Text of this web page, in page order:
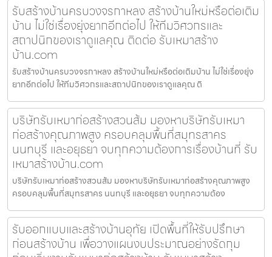
รับสร้างบ้านครบวงจรกาหลง สร้างบ้านใหม่หรือต่อเติม
บ้าน ไม่ใช่เรื่องยุ่งยากอีกต่อไป ให้ทีมวิศวกรและ
สถาปนิกของเราดูแลคุณ ติดต่อ รับเหมาสร้าง
บ้าน.com
รับสร้างบ้านครบวงจรกาหลง สร้างบ้านใหม่หรือต่อเติมบ้าน ไม่ใช่เรื่องยุ่ง
ยากอีกต่อไป ให้ทีมวิศวกรและสถาปนิกของเราดูแลคุณ ติ
บริษัทรับเหมาก่อสร้างสวนส้ม มองหาบริษัทรับเหมา
ก่อสร้างคุณภาพสูง ครอบคลุมพื้นที่สมุทรสาคร
นนทบุรี และอยุธยา จบทุกความต้องการเรื่องบ้านที่ รับ
เหมาสร้างบ้าน.com
บริษัทรับเหมาก่อสร้างสวนส้ม มองหาบริษัทรับเหมาก่อสร้างคุณภาพสูง
ครอบคลุมพื้นที่สมุทรสาคร นนทบุรี และอยุธยา จบทุกความต้อง
รับออกแบบและสร้างบ้านอุทัย เปิดพื้นที่ให้รับปรึกษา
ก่อนสร้างบ้าน เพื่อวางแผนงบประมาณอย่างรัดกุม